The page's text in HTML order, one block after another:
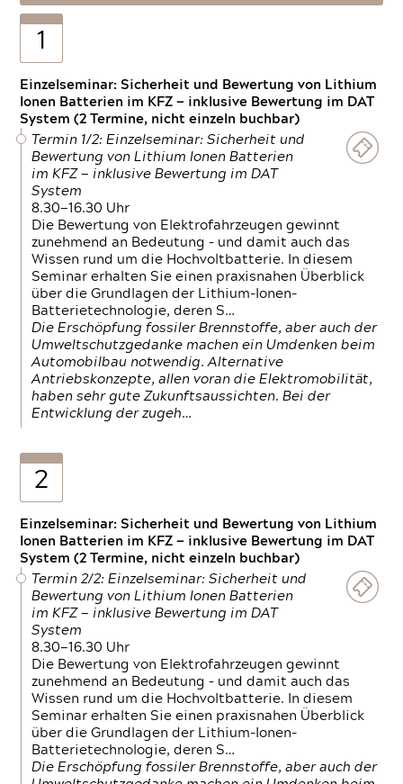
1
Einzelseminar: Sicherheit und Bewertung von Lithium
Ionen Batterien im KFZ — inklusive Bewertung im DAT
System (2 Termine, nicht einzeln buchbar)
Termin 1/2: Einzelseminar: Sicherheit und
Bewertung von Lithium Ionen Batterien
im KFZ — inklusive Bewertung im DAT
System
8.30—16.30 Uhr
Die Bewertung von Elektrofahrzeugen gewinnt
zunehmend an Bedeutung – und damit auch das
Wissen rund um die Hochvoltbatterie. In diesem
Seminar erhalten Sie einen praxisnahen Überblick
über die Grundlagen der Lithium-Ionen-
Batterietechnologie, deren S…
Die Erschöpfung fossiler Brennstoffe, aber auch der
Umweltschutzgedanke machen ein Umdenken beim
Automobilbau notwendig. Alternative
Antriebskonzepte, allen voran die Elektromobilität,
haben sehr gute Zukunftsaussichten. Bei der
Entwicklung der zugeh…
2
Einzelseminar: Sicherheit und Bewertung von Lithium
Ionen Batterien im KFZ — inklusive Bewertung im DAT
System (2 Termine, nicht einzeln buchbar)
Termin 2/2: Einzelseminar: Sicherheit und
Bewertung von Lithium Ionen Batterien
im KFZ — inklusive Bewertung im DAT
System
8.30—16.30 Uhr
Die Bewertung von Elektrofahrzeugen gewinnt
zunehmend an Bedeutung – und damit auch das
Wissen rund um die Hochvoltbatterie. In diesem
Seminar erhalten Sie einen praxisnahen Überblick
über die Grundlagen der Lithium-Ionen-
Batterietechnologie, deren S…
Die Erschöpfung fossiler Brennstoffe, aber auch der